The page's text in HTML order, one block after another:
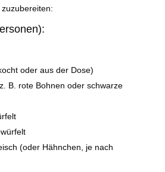
oder aus der Dose)
B. rote Bohnen oder schwarze
(oder Hähnchen, je nach